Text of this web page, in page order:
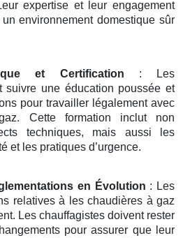
expertise et leur engagement
environnement domestique sûr
et Certification : Les
suivre une éducation poussée et
pour travailler légalement avec
Cette formation inclut non
techniques, mais aussi les
et les pratiques d’urgence.
en Évolution : Les
relatives à les chaudières à gaz
Les chauffagistes doivent rester
pour assurer que leur